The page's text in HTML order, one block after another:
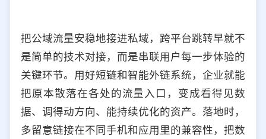
把公域流量安稳地接进私域，跨平台跳转早就不
是简单的技术对接，而是串联用户每一步体验的
关键环节。用好短链和智能外链系统，企业就能
把原本散落在各处的流量入口，变成看得见数
据、调得动方向、能持续优化的资产。落地时，
多留意链接在不同手机和应用里的兼容性，把数